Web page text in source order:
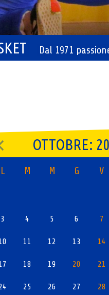
Dal 1971
OTTOBRE:
L M M G V
3 4 5 6 7
11 12 13 14
18 19 20 21
25 26 27 28